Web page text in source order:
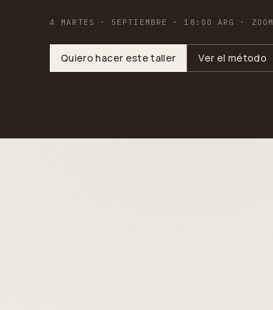
4 MARTES · SEPTIEMBRE · 18:00 ARG · ZOOM
Quiero hacer este taller Ver el método